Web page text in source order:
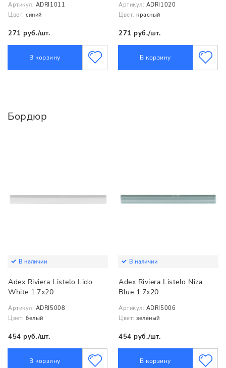
Артикул: ADRI1011
Цвет: синий
271 руб./шт.
В корзину
Артикул: ADRI1020
Цвет: красный
271 руб./шт.
В корзину
Бордюр
В наличии
Adex Riviera Listelo Lido
White 1.7x20
Артикул: ADRI5008
Цвет: белый
454 руб./шт.
В корзину
В наличии
Adex Riviera Listelo Niza
Blue 1.7x20
Артикул: ADRI5006
Цвет: зеленый
454 руб./шт.
В корзину